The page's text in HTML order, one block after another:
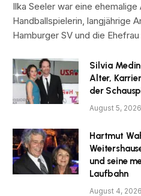
Ilka Seeler war eine ehemalige
Handballspielerin, langjährige
Hamburger SV und die
Silvia
Alter,
der
August 5, 2026
Hartmut
und seine
Laufbahn
August 4, 2026